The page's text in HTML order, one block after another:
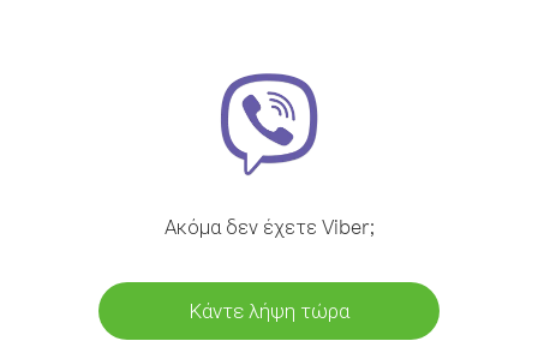
Ακόμα δεν έχετε Viber;
Κάντε λήψη τώρα